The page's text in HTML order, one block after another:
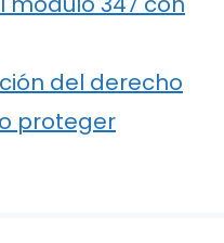
del derecho
proteger